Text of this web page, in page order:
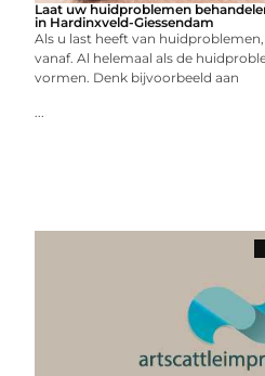
Laat uw huidproblemen
in Hardinxveld-Giessendam
Als u last heeft van
vanaf. Al helemaal als de
vormen. Denk bijvoorbeeld aan
...